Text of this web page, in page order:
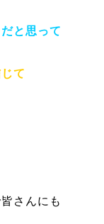
と思って
て
さんにも